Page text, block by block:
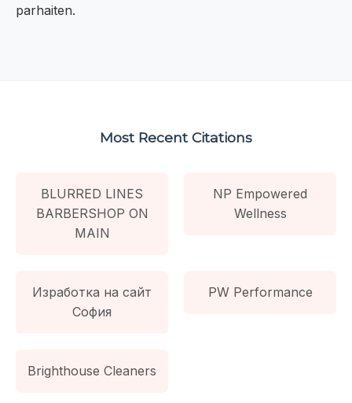
parhaiten.
Most Recent Citations
BLURRED LINES
BARBERSHOP ON
MAIN
NP Empowered
Wellness
Изработка на сайт
София
PW Performance
Brighthouse Cleaners